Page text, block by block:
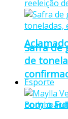
com o
Safra de
de
Esporte